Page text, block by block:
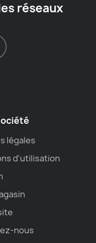
réseaux
légales
d'utilisation
nous